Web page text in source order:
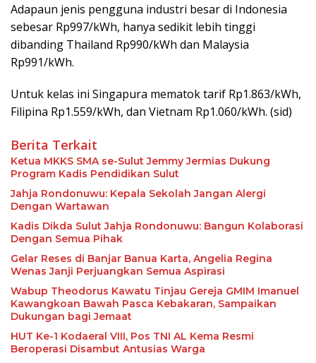
Adapaun jenis pengguna industri besar di Indonesia
sebesar Rp997/kWh, hanya sedikit lebih tinggi
dibanding Thailand Rp990/kWh dan Malaysia
Rp991/kWh.
Untuk kelas ini Singapura mematok tarif Rp1.863/kWh,
Filipina Rp1.559/kWh, dan Vietnam Rp1.060/kWh. (sid)
Berita Terkait
Ketua MKKS SMA se-Sulut Jemmy Jermias Dukung
Program Kadis Pendidikan Sulut
Jahja Rondonuwu: Kepala Sekolah Jangan Alergi
Dengan Wartawan
Kadis Dikda Sulut Jahja Rondonuwu: Bangun Kolaborasi
Dengan Semua Pihak
Gelar Reses di Banjar Banua Karta, Angelia Regina
Wenas Janji Perjuangkan Semua Aspirasi
Wabup Theodorus Kawatu Tinjau Gereja GMIM Imanuel
Kawangkoan Bawah Pasca Kebakaran, Sampaikan
Dukungan bagi Jemaat
HUT Ke-1 Kodaeral VIII, Pos TNI AL Kema Resmi
Beroperasi Disambut Antusias Warga